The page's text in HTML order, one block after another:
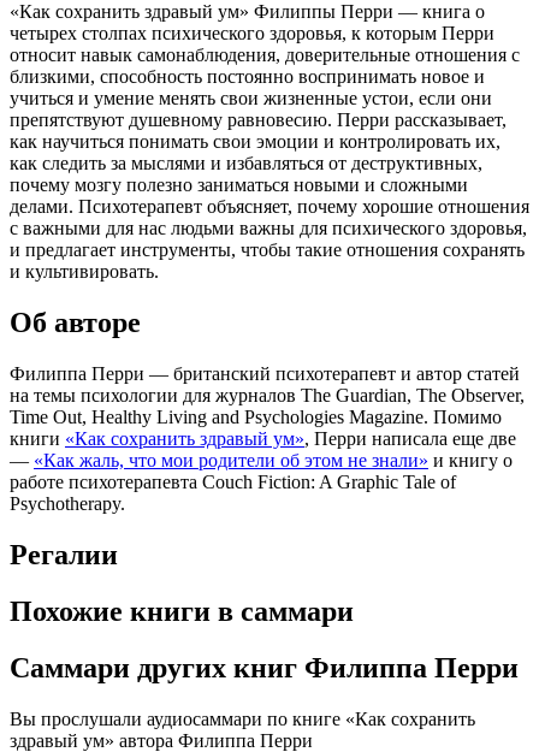
«Как сохранить здравый ум» Филиппы Перри — книга о
четырех столпах психического здоровья, к которым Перри
относит навык самонаблюдения, доверительные отношения с
близкими, способность постоянно воспринимать новое и
учиться и умение менять свои жизненные устои, если они
препятствуют душевному равновесию. Перри рассказывает,
как научиться понимать свои эмоции и контролировать их,
как следить за мыслями и избавляться от деструктивных,
почему мозгу полезно заниматься новыми и сложными
делами. Психотерапевт объясняет, почему хорошие отношения
с важными для нас людьми важны для психического здоровья,
и предлагает инструменты, чтобы такие отношения сохранять
и культивировать.
Об авторе
Филиппа Перри — британский психотерапевт и автор статей
на темы психологии для журналов The Guardian, The Observer,
Time Out, Healthy Living and Psychologies Magazine. Помимо
книги «Как сохранить здравый ум», Перри написала еще две
— «Как жаль, что мои родители об этом не знали» и книгу о
работе психотерапевта Couch Fiction: A Graphic Tale of
Psychotherapy.
Регалии
Похожие книги в саммари
Саммари других книг Филиппа Перри
Вы прослушали аудиосаммари по книге «Как сохранить
здравый ум» автора Филиппа Перри